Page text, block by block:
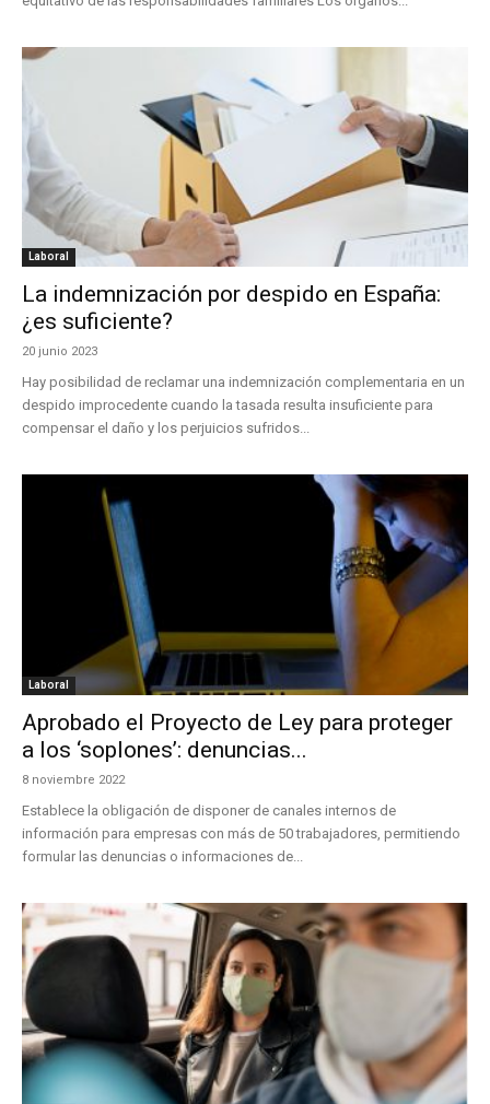
Laboral
La indemnización por despido en España:
¿es suficiente?
20 junio 2023
Hay posibilidad de reclamar una indemnización complementaria en un
despido improcedente cuando la tasada resulta insuficiente para
compensar el daño y los perjuicios sufridos...
Laboral
Aprobado el Proyecto de Ley para proteger
a los ‘soplones’: denuncias...
8 noviembre 2022
Establece la obligación de disponer de canales internos de
información para empresas con más de 50 trabajadores, permitiendo
formular las denuncias o informaciones de...